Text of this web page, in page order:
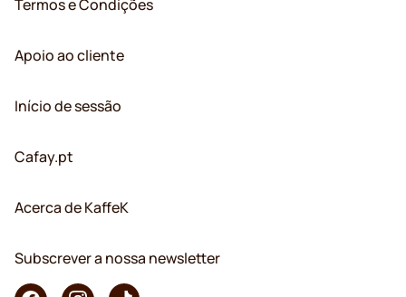
Termos e Condições
Apoio ao cliente
Início de sessão
Cafay.pt
Acerca de KaffeK
Subscrever a nossa newsletter